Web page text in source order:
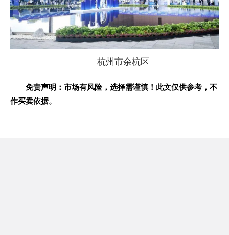
杭州市余杭区
免责声明：市场有风险，选择需谨慎！此文仅供参考，不
作买卖依据。